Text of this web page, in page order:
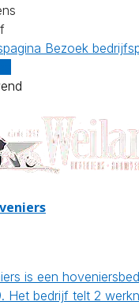
Bezoek
is een
Het bedrijf telt 2